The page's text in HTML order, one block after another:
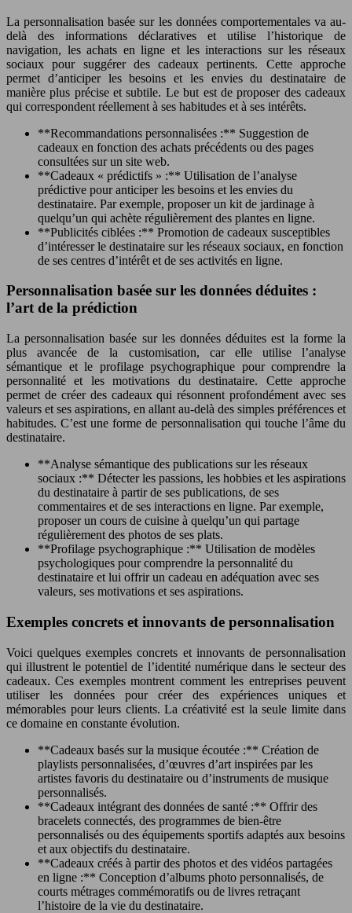
La personnalisation basée sur les données comportementales va au-
delà des informations déclaratives et utilise l’historique de
navigation, les achats en ligne et les interactions sur les réseaux
sociaux pour suggérer des cadeaux pertinents. Cette approche
permet d’anticiper les besoins et les envies du destinataire de
manière plus précise et subtile. Le but est de proposer des cadeaux
qui correspondent réellement à ses habitudes et à ses intérêts.
**Recommandations personnalisées :** Suggestion de
cadeaux en fonction des achats précédents ou des pages
consultées sur un site web.
**Cadeaux « prédictifs » :** Utilisation de l’analyse
prédictive pour anticiper les besoins et les envies du
destinataire. Par exemple, proposer un kit de jardinage à
quelqu’un qui achète régulièrement des plantes en ligne.
**Publicités ciblées :** Promotion de cadeaux susceptibles
d’intéresser le destinataire sur les réseaux sociaux, en fonction
de ses centres d’intérêt et de ses activités en ligne.
Personnalisation basée sur les données déduites :
l’art de la prédiction
La personnalisation basée sur les données déduites est la forme la
plus avancée de la customisation, car elle utilise l’analyse
sémantique et le profilage psychographique pour comprendre la
personnalité et les motivations du destinataire. Cette approche
permet de créer des cadeaux qui résonnent profondément avec ses
valeurs et ses aspirations, en allant au-delà des simples préférences et
habitudes. C’est une forme de personnalisation qui touche l’âme du
destinataire.
**Analyse sémantique des publications sur les réseaux
sociaux :** Détecter les passions, les hobbies et les aspirations
du destinataire à partir de ses publications, de ses
commentaires et de ses interactions en ligne. Par exemple,
proposer un cours de cuisine à quelqu’un qui partage
régulièrement des photos de ses plats.
**Profilage psychographique :** Utilisation de modèles
psychologiques pour comprendre la personnalité du
destinataire et lui offrir un cadeau en adéquation avec ses
valeurs, ses motivations et ses aspirations.
Exemples concrets et innovants de personnalisation
Voici quelques exemples concrets et innovants de personnalisation
qui illustrent le potentiel de l’identité numérique dans le secteur des
cadeaux. Ces exemples montrent comment les entreprises peuvent
utiliser les données pour créer des expériences uniques et
mémorables pour leurs clients. La créativité est la seule limite dans
ce domaine en constante évolution.
**Cadeaux basés sur la musique écoutée :** Création de
playlists personnalisées, d’œuvres d’art inspirées par les
artistes favoris du destinataire ou d’instruments de musique
personnalisés.
**Cadeaux intégrant des données de santé :** Offrir des
bracelets connectés, des programmes de bien-être
personnalisés ou des équipements sportifs adaptés aux besoins
et aux objectifs du destinataire.
**Cadeaux créés à partir des photos et des vidéos partagées
en ligne :** Conception d’albums photo personnalisés, de
courts métrages commémoratifs ou de livres retraçant
l’histoire de la vie du destinataire.